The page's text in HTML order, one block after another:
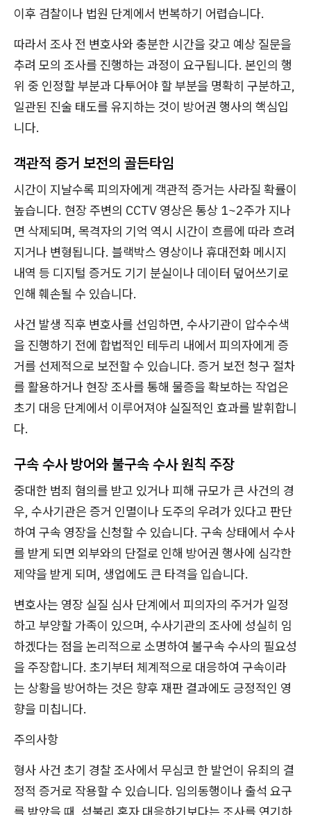
이후 검찰이나 법원 단계에서 번복하기 어렵습니다.
따라서 조사 전 변호사와 충분한 시간을 갖고 예상 질문을
추려 모의 조사를 진행하는 과정이 요구됩니다. 본인의 행
위 중 인정할 부분과 다투어야 할 부분을 명확히 구분하고,
일관된 진술 태도를 유지하는 것이 방어권 행사의 핵심입
니다.
객관적 증거 보전의 골든타임
시간이 지날수록 피의자에게 객관적 증거는 사라질 확률이
높습니다. 현장 주변의 CCTV 영상은 통상 1~2주가 지나
면 삭제되며, 목격자의 기억 역시 시간이 흐름에 따라 흐려
지거나 변형됩니다. 블랙박스 영상이나 휴대전화 메시지
내역 등 디지털 증거도 기기 분실이나 데이터 덮어쓰기로
인해 훼손될 수 있습니다.
사건 발생 직후 변호사를 선임하면, 수사기관이 압수수색
을 진행하기 전에 합법적인 테두리 내에서 피의자에게 증
거를 선제적으로 보전할 수 있습니다. 증거 보전 청구 절차
를 활용하거나 현장 조사를 통해 물증을 확보하는 작업은
초기 대응 단계에서 이루어져야 실질적인 효과를 발휘합니
다.
구속 수사 방어와 불구속 수사 원칙 주장
중대한 범죄 혐의를 받고 있거나 피해 규모가 큰 사건의 경
우, 수사기관은 증거 인멸이나 도주의 우려가 있다고 판단
하여 구속 영장을 신청할 수 있습니다. 구속 상태에서 수사
를 받게 되면 외부와의 단절로 인해 방어권 행사에 심각한
제약을 받게 되며, 생업에도 큰 타격을 입습니다.
변호사는 영장 실질 심사 단계에서 피의자의 주거가 일정
하고 부양할 가족이 있으며, 수사기관의 조사에 성실히 임
하겠다는 점을 논리적으로 소명하여 불구속 수사의 필요성
을 주장합니다. 초기부터 체계적으로 대응하여 구속이라
는 상황을 방어하는 것은 향후 재판 결과에도 긍정적인 영
향을 미칩니다.
주의사항
형사 사건 초기 경찰 조사에서 무심코 한 발언이 유죄의 결
정적 증거로 작용할 수 있습니다. 임의동행이나 출석 요구
를 받았을 때, 섣불리 혼자 대응하기보다는 조사를 연기하